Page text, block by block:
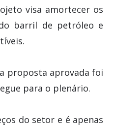
visa amortecer os
barril de petróleo e
proposta aprovada foi
para o plenário.
do setor e é apenas